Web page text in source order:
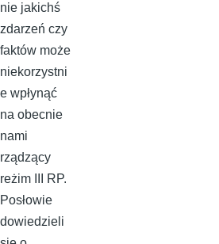
nie jakichś
zdarzeń czy
faktów może
niekorzystni
e wpłynąć
na obecnie
nami
rządzący
reżim III RP.
Posłowie
dowiedzieli